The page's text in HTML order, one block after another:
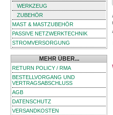
WERKZEUG
ZUBEHÖR
MAST & MASTZUBEHÖR
PASSIVE NETZWERKTECHNIK
STROMVERSORGUNG
MEHR ÜBER...
RETURN POLICY / RMA
BESTELLVORGANG UND
VERTRAGSABSCHLUSS
AGB
DATENSCHUTZ
VERSANDKOSTEN